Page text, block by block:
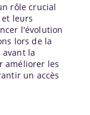
rôle crucial
leurs
l'évolution
lors de la
la
améliorer les
un accès